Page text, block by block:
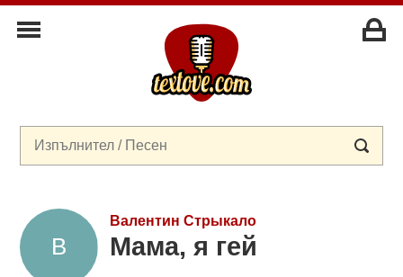
Валентин Стрыкало
Мама, я гей